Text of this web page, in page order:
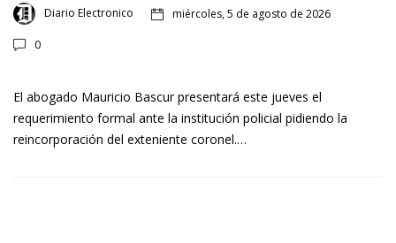
Diario Electronico miércoles, 5 de agosto de 2026
0
El abogado Mauricio Bascur presentará este jueves el
requerimiento formal ante la institución policial pidiendo la
reincorporación del exteniente coronel.…